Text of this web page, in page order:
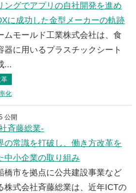
ングでアプリの自社開発を進め
に成功した金型メーカーの軌跡
ムモールド工業株式会社は、食
器に用いるプラスチックシート
...
化
公開
斉藤総業-
の常識を打破し、働き方改革を
中小企業の取り組み
橋市を拠点に公共建設事業など
株式会社斉藤総業は、近年ICTの